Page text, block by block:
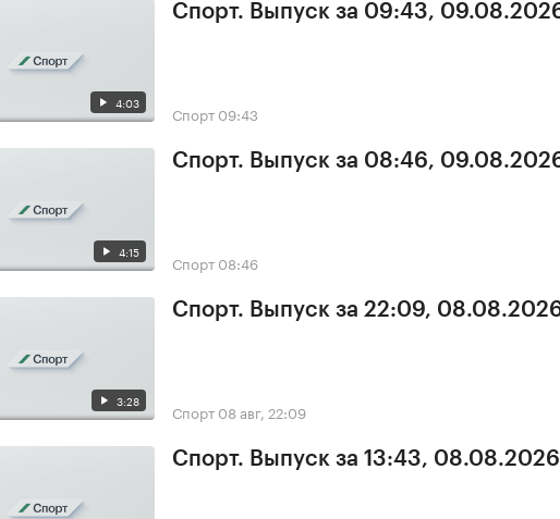
4:03
Спорт. Выпуск за 09:43,
Спорт 09:43
4:15
Спорт. Выпуск за 08:46,
Спорт 08:46
3:28
Спорт. Выпуск за 22:09,
Спорт 08 авг, 22:09
Спорт. Выпуск за 13:43, 08.08.2026